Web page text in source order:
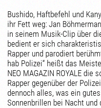
Bushido, Haftbefehl und
ihr Fett weg: Jan
in seinem Musik-Clip über
bedient er sich
Rapper und parodiert
hab Polizei“ heißt das
NEO MAGAZIN ROYALE
Rapper gegenüber der
dennoch alles, was ein
Sonnenbrillen bei Nacht und